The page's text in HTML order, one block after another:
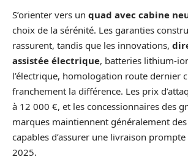
S’orienter vers un quad avec cabine
choix de la sérénité. Les garanties
rassurent, tandis que les innovations,
assistée électrique, batteries lithium-
l’électrique, homologation route dernier
franchement la différence. Les prix
à 12 000 €, et les concessionnaires des
marques maintiennent généralement des
capables d’assurer une livraison prompte
2025.